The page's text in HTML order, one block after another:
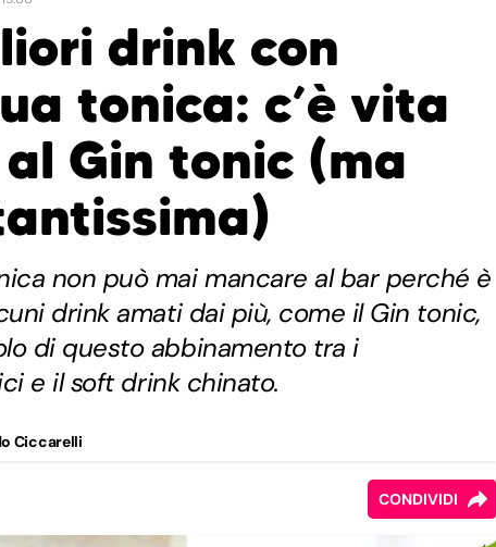
drink con
tonica: c’è vita
Gin tonic (ma
non può mai mancare al bar perché è
drink amati dai più, come il Gin tonic,
di questo abbinamento tra i
e il soft drink chinato.
Ciccarelli
CONDIVIDI